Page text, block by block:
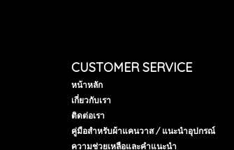
CUSTOMER SERVICE
หน้าหลัก
เกี่ยวกับเรา
ติดต่อเรา
คู่มือสำหรับผ้าแคนวาส / แนะนำอุปกรณ์
ความช่วยเหลือและคำแนะนำ